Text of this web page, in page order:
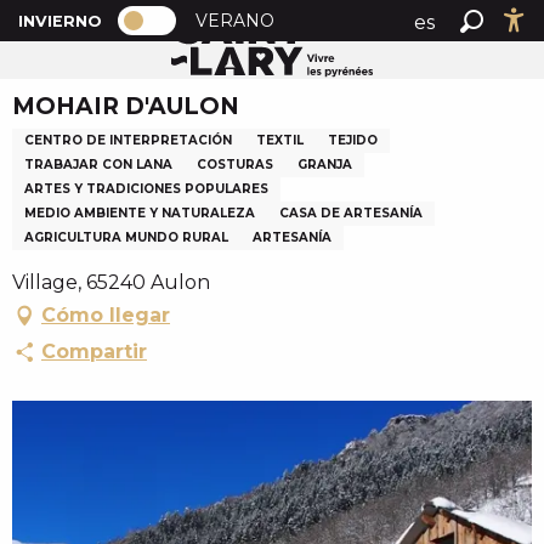
A
l
e
r
a
u
c
n
t
e
n
u
PAGE D’ACCUEIL ACTUELLE HIVER : PASSER EN
INVIERNO PAGE D’ACCUEIL ACTUELLE HIVER :
VERANO
es
Buscar
Inicio MOHAIR D'AULON
MOHAIR D'AULON
CENTRO DE INTERPRETACIÓN TEXTIL
TEJIDO
TRABAJAR CON LANA
COSTURAS
GRANJA
ARTES Y TRADICIONES POPULARES
MEDIO AMBIENTE Y NATURALEZA
CASA DE ARTESANÍA
AGRICULTURA MUNDO RURAL
ARTESANÍA
Village, 65240 Aulon
Cómo llegar
Compartir